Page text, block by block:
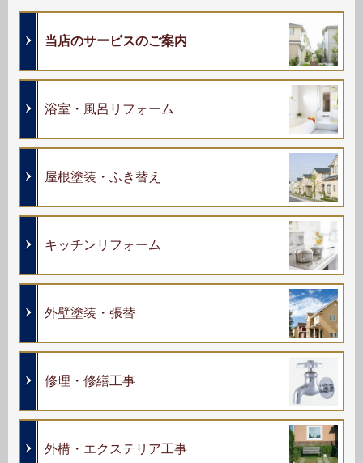
当店のサービスのご案内
浴室・風呂リフォーム
屋根塗装・ふき替え
キッチンリフォーム
外壁塗装・張替
修理・修繕工事
外構・エクステリア工事